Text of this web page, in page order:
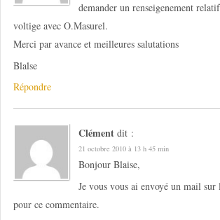
demander un renseigenement
voltige avec O.Masurel.
Merci par avance et meilleures salutations
Blalse
Répondre
Clément dit :
21 octobre 2010 à 13 h 45 min
Bonjour Blaise,
Je vous vous ai envoyé un mail sur
pour ce commentaire.